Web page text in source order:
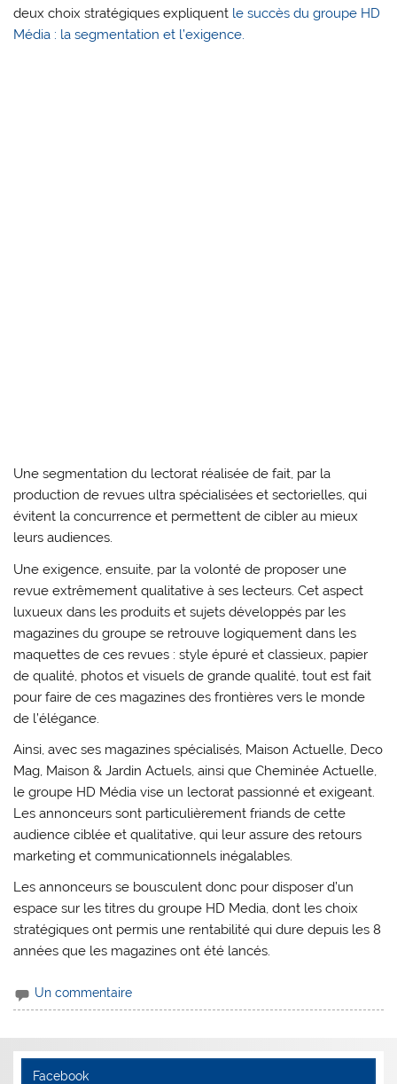
deux choix stratégiques expliquent le succès du groupe HD
Média : la segmentation et l’exigence.
Une segmentation du lectorat réalisée de fait, par la
production de revues ultra spécialisées et sectorielles, qui
évitent la concurrence et permettent de cibler au mieux
leurs audiences.
Une exigence, ensuite, par la volonté de proposer une
revue extrêmement qualitative à ses lecteurs. Cet aspect
luxueux dans les produits et sujets développés par les
magazines du groupe se retrouve logiquement dans les
maquettes de ces revues : style épuré et classieux, papier
de qualité, photos et visuels de grande qualité, tout est fait
pour faire de ces magazines des frontières vers le monde
de l’élégance.
Ainsi, avec ses magazines spécialisés, Maison Actuelle, Deco
Mag, Maison & Jardin Actuels, ainsi que Cheminée Actuelle,
le groupe HD Média vise un lectorat passionné et exigeant.
Les annonceurs sont particulièrement friands de cette
audience ciblée et qualitative, qui leur assure des retours
marketing et communicationnels inégalables.
Les annonceurs se bousculent donc pour disposer d’un
espace sur les titres du groupe HD Media, dont les choix
stratégiques ont permis une rentabilité qui dure depuis les 8
années que les magazines ont été lancés.
Un commentaire
Facebook